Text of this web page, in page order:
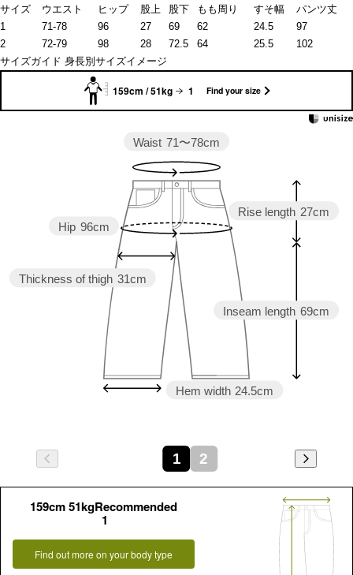
サイズ
ウエスト ヒップ 股上 股下 もも周り すそ幅
パンツ丈
1
71-78 96 27 69 62 24.5
97
2
72-79 98 28 72.5 64 25.5
102
サイズガイド 身長別サイズイメージ
159cm / 51kg 1 Find your size
Inseam length 69cm
Rise length 27cm
Hem width 24.5cm
Thickness of thigh 31cm
Hip 96cm
Waist 71〜78cm
1 2
159cm 51kgRecommended
1
Find out more on your body type